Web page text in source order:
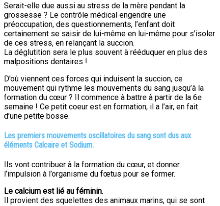
Serait-elle due aussi au stress de la mère pendant la
grossesse ? Le contrôle médical engendre une
préoccupation, des questionnements, l’enfant doit
certainement se saisir de lui-même en lui-même pour s’isoler
de ces stress, en relançant la succion.
La déglutition sera le plus souvent à rééduquer en plus des
malpositions dentaires !
D’où viennent ces forces qui induisent la succion, ce
mouvement qui rythme les mouvements du sang jusqu’à la
formation du cœur ? Il commence à battre à partir de la 6e
semaine ! Ce petit coeur est en formation, il a l’air, en fait
d’une petite bosse.
Les premiers mouvements oscillatoires du sang sont dus aux
éléments Calcaire et Sodium.
Ils vont contribuer à la formation du cœur, et donner
l’impulsion à l’organisme du fœtus pour se former.
Le calcium est lié au féminin.
Il provient des squelettes des animaux marins, qui se sont